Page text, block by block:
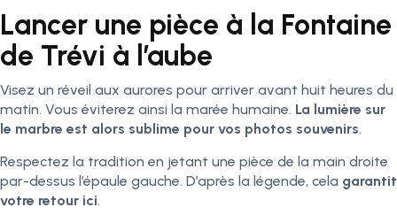
Lancer une pièce à la Fontaine
de Trévi à l’aube
Visez un réveil aux aurores pour arriver avant huit heures du
matin. Vous éviterez ainsi la marée humaine. La lumière sur
le marbre est alors sublime pour vos photos souvenirs.
Respectez la tradition en jetant une pièce de la main droite
par-dessus l’épaule gauche. D’après la légende, cela garantit
votre retour ici.